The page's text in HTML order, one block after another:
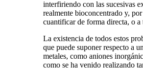
interfiriendo con las sucesivas
realmente bioconcentrado y,
cuantificar de forma directa, o
La existencia de todos estos
que puede suponer respecto a
metales, como aniones
como se ha venido realizando